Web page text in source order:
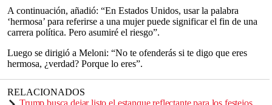
A continuación, añadió: “En Estados Unidos, usar la palabra
‘hermosa’ para referirse a una mujer puede significar el fin de una
carrera política. Pero asumiré el riesgo”.
Luego se dirigió a Meloni: “No te ofenderás si te digo que eres
hermosa, ¿verdad? Porque lo eres”.
RELACIONADOS
Trump busca dejar listo el estanque reflectante para los festejos